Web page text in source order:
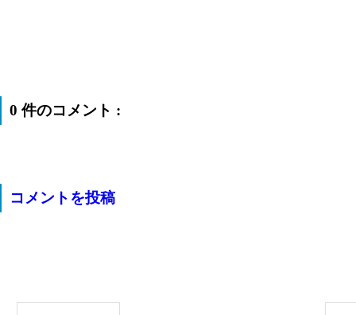
0 件のコメント :
コメントを投稿